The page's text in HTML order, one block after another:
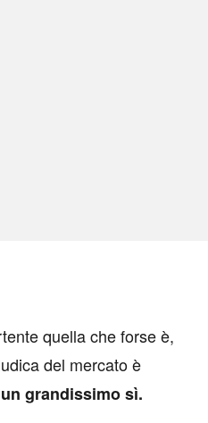
quella che forse è,
del mercato è
grandissimo sì.